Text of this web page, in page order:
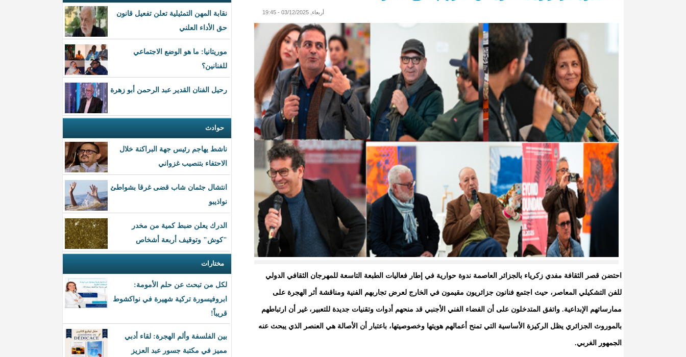
نقابة المهن التمثيلية تعلن تفعيل قانون
حق الأداء العلني
موريتانيا: ما هو الوضع الاجتماعي
للفنانين؟
رحيل الفنان القدير عبد الرحمن أبو زهرة
حوادث
ناشط يهاجم رئيس جهة البراكنة خلال
الاحتفاء بتنصيب غزواني
انتشال جثمان شاب قضى غرقا بشواطئ
نواذيبو
الدرك يعلن ضبط كمية من مخدر
"كوش" وتوقيف أربعة أشخاص
مختارات
لكل من تبحث عن حلم الأمومة:
ابروفيسورة تركية شهيرة في نواكشوط
قريباً!
بين الفلسفة وألم الهجرة: لقاء أدبي
مميز في مكتبة جسور عبد العزيز
أربعاء, 03/12/2025 - 19:45
احتضن قصر الثقافة مفدي زكرياء بالجزائر العاصمة ندوة حوارية في إطار فعاليات الطبعة التاسعة للمهرجان الثقافي الدولي
للفن التشكيلي المعاصر، حيث اجتمع فنانون جزائريون مقيمون في الخارج لعرض تجاربهم الفنية ومناقشة أثر الهجرة على
ممارساتهم الإبداعية. واتفق المتدخلون على أن الفضاء الفني الأجنبي قد منحهم أدوات وتقنيات جديدة للتعبير، غير أن ارتباطهم
بالموروث الجزائري يظل الركيزة الأساسية التي تمنح أعمالهم هويتها وخصوصيتها، باعتبار أن الأصالة هي العنصر الذي يبحث عنه
الجمهور الغربي.